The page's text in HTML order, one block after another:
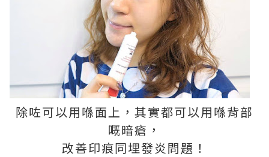
除咗可以用喺面上，其實都可以用喺背部
嘅暗瘡，
改善印痕同埋發炎問題！